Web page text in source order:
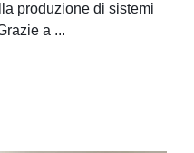
produzione di sistemi
a ...